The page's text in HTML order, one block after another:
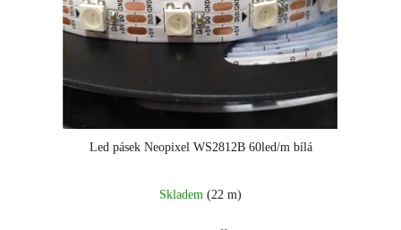
Led pásek Neopixel WS2812B 60led/m bílá
Skladem (22 m)